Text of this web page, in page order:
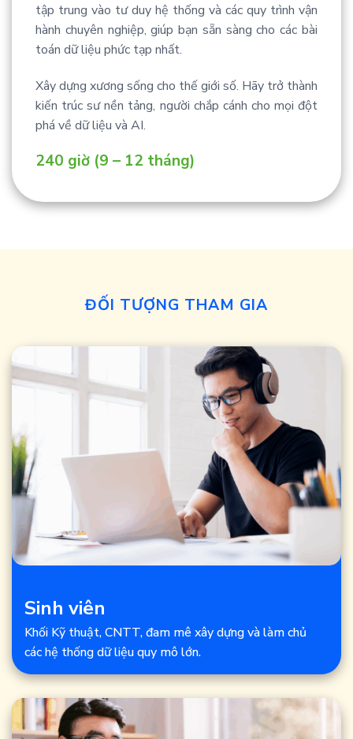
tập trung vào tư duy hệ thống và các quy trình vận
hành chuyên nghiệp, giúp bạn sẵn sàng cho các bài
toán dữ liệu phức tạp nhất.
Xây dựng xương sống cho thế giới số. Hãy trở thành
kiến trúc sư nền tảng, người chắp cánh cho mọi đột
phá về dữ liệu và AI.
240 giờ (9 – 12 tháng)
ĐỐI TƯỢNG THAM GIA
Sinh viên
Khối Kỹ thuật, CNTT, đam mê xây dựng và làm chủ
các hệ thống dữ liệu quy mô lớn.